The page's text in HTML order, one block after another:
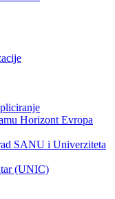
Horizont Evropa
SANU i Univerziteta
(UNIC)